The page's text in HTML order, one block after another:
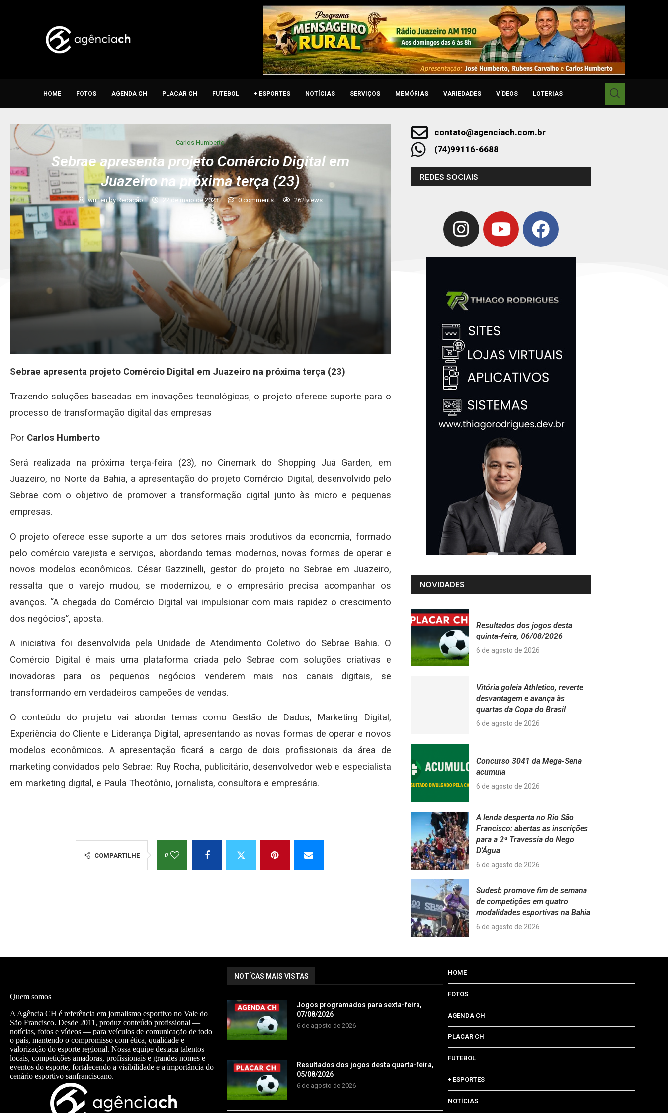
HOME FOTOS AGENDA CH PLACAR CH FUTEBOL + ESPORTES NOTÍCIAS SERVIÇOS MEMÓRIAS VARIEDADES VÍDEOS LOTERIAS
Carlos Humberto
Sebrae apresenta projeto Comércio Digital em
Juazeiro na próxima terça (23)
written byRedação 22 de maio de 2023 0 comments 262views
Sebrae apresenta projeto Comércio Digital em Juazeiro na próxima terça (23)
Trazendo soluções baseadas em inovações tecnológicas, o projeto oferece suporte para o
processo de transformação digital das empresas
Por Carlos Humberto
Será realizada na próxima terça-feira (23), no Cinemark do Shopping Juá Garden, em
Juazeiro, no Norte da Bahia, a apresentação do projeto Comércio Digital, desenvolvido pelo
Sebrae com o objetivo de promover a transformação digital junto às micro e pequenas
empresas.
O projeto oferece esse suporte a um dos setores mais produtivos da economia, formado
pelo comércio varejista e serviços, abordando temas modernos, novas formas de operar e
novos modelos econômicos. César Gazzinelli, gestor do projeto no Sebrae em Juazeiro,
ressalta que o varejo mudou, se modernizou, e o empresário precisa acompanhar os
avanços. “A chegada do Comércio Digital vai impulsionar com mais rapidez o crescimento
dos negócios”, aposta.
A iniciativa foi desenvolvida pela Unidade de Atendimento Coletivo do Sebrae Bahia. O
Comércio Digital é mais uma plataforma criada pelo Sebrae com soluções criativas e
inovadoras para os pequenos negócios venderem mais nos canais digitais, se
transformando em verdadeiros campeões de vendas.
O conteúdo do projeto vai abordar temas como Gestão de Dados, Marketing Digital,
Experiência do Cliente e Liderança Digital, apresentando as novas formas de operar e novos
modelos econômicos. A apresentação ficará a cargo de dois profissionais da área de
marketing convidados pelo Sebrae: Ruy Rocha, publicitário, desenvolvedor web e especialista
em marketing digital, e Paula Theotônio, jornalista, consultora e empresária.
COMPARTILHE 0
contato@agenciach.com.br
(74)99116-6688
REDES SOCIAIS
NOVIDADES
Resultados dos jogos desta
quinta-feira, 06/08/2026
6 de agosto de 2026
Vitória goleia Athletico, reverte
desvantagem e avança às
quartas da Copa do Brasil
6 de agosto de 2026
Concurso 3041 da Mega-Sena
acumula
6 de agosto de 2026
A lenda desperta no Rio São
Francisco: abertas as inscrições
para a 2ª Travessia do Nego
D’Água
6 de agosto de 2026
Sudesb promove fim de semana
de competições em quatro
modalidades esportivas na Bahia
6 de agosto de 2026
Quem somos
A Agência CH é referência em jornalismo esportivo no Vale do
São Francisco. Desde 2011, produz conteúdo profissional —
notícias, fotos e vídeos — para veículos de comunicação de todo
o país, mantendo o compromisso com ética, qualidade e
valorização do esporte regional. Nossa equipe destaca talentos
locais, competições amadoras, profissionais e grandes nomes e
eventos do esporte, fortalecendo a visibilidade e a importância do
cenário esportivo sanfranciscano.
NOTÍCAS MAIS VISTAS
Jogos programados para sexta-feira,
07/08/2026
6 de agosto de 2026
Resultados dos jogos desta quarta-feira,
05/08/2026
6 de agosto de 2026
HOME
FOTOS
AGENDA CH
PLACAR CH
FUTEBOL
+ ESPORTES
NOTÍCIAS